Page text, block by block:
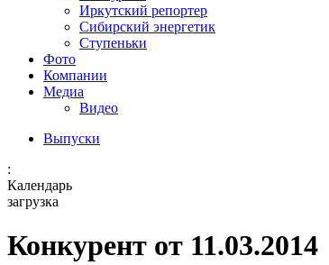
Иркутский репортер
Сибирский энергетик
Ступеньки
Фото
Компании
Медиа
Видео
Выпуски
:
Календарь
загрузка
Конкурент от 11.03.2014